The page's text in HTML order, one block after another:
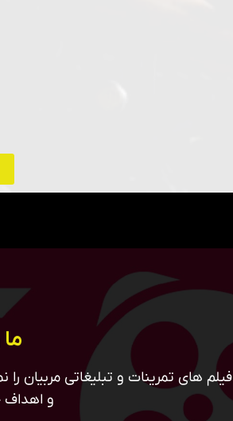
فیلم های تمرینات و تبلیغاتی مربیان
و اهداف